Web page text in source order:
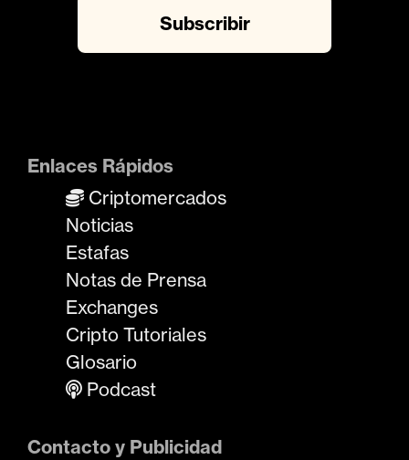
Enlaces Rápidos
Criptomercados
Noticias
Estafas
Notas de Prensa
Exchanges
Cripto Tutoriales
Glosario
Podcast
Contacto y Publicidad